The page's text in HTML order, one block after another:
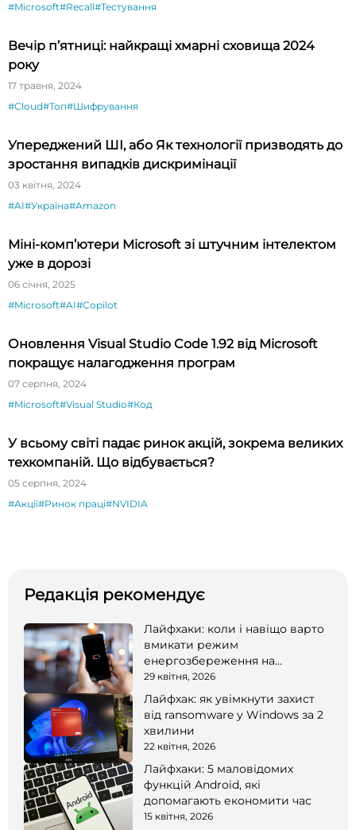
#Microsoft#Recall#Тестування
Вечір п’ятниці: найкращі хмарні сховища 2024
року
17 травня, 2024
#Cloud#Топ#Шифрування
Упереджений ШІ, або Як технології призводять до
зростання випадків дискримінації
03 квітня, 2024
#AI#Україна#Amazon
Міні-комп’ютери Microsoft зі штучним інтелектом
уже в дорозі
06 січня, 2025
#Microsoft#AI#Copilot
Оновлення Visual Studio Code 1.92 від Microsoft
покращує налагодження програм
07 серпня, 2024
#Microsoft#Visual Studio#Код
У всьому світі падає ринок акцій, зокрема великих
техкомпаній. Що відбувається?
05 серпня, 2024
#Акції#Ринок праці#NVIDIA
Редакція рекомендує
Лайфхаки: коли і навіщо варто
вмикати режим
енергозбереження на
смартфоні
29 квітня, 2026
Лайфхак: як увімкнути захист
від ransomware у Windows за 2
хвилини
22 квітня, 2026
Лайфхаки: 5 маловідомих
функцій Android, які
допомагають економити час
15 квітня, 2026